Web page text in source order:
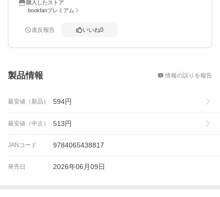
購入したストア
bookfanプレミアム
違反報告 いいね0
製品情報 情報の誤りを報告
最安値（新品） 594円
最安値（中古） 513円
JANコード 9784065438817
発売日 2026年06月09日